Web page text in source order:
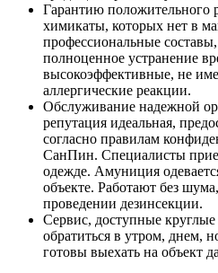
Гарантию положительного
химикаты, которых нет в
профессиональные
полноценное устранение
высокоэффективные, не
аллергические реакции.
Обслуживание надежной
репутация идеальная,
согласно правилам
СанПин. Специалисты
одежде. Амуниция
объекте. Работают без
проведении дезинсекции.
Сервис, доступные
обратиться в утром, днем,
готовы выехать на объект